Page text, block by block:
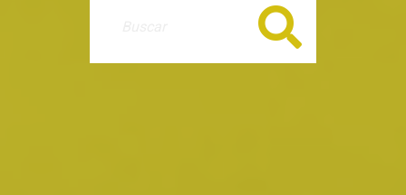
Buscar